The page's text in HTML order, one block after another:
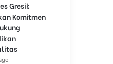
Gresik
Komitmen